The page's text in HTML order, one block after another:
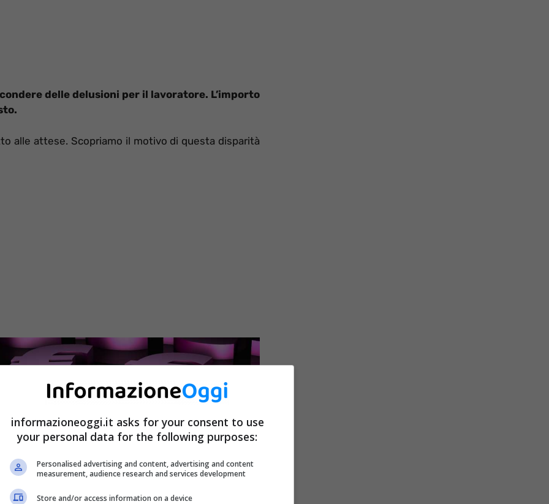
delle delusioni per il lavoratore. L’importo
alle attese. Scopriamo il motivo di questa disparità
informazioneoggi.it asks for your consent to use
your personal data for the following purposes:
Personalised advertising and content, advertising and content
measurement, audience research and services development
Store and/or access information on a device